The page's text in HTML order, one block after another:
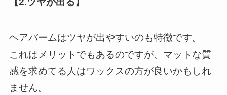
ヘアバームはツヤが出やすいのも特徴です。
これはメリットでもあるのですが、マットな質
感を求めてる人はワックスの方が良いかもしれ
ません。